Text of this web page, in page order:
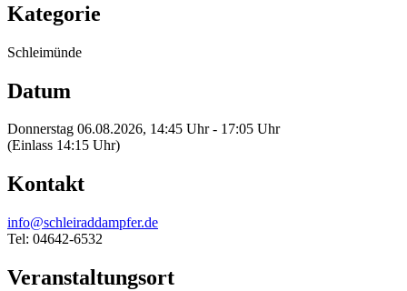
Kategorie
Schleimünde
Datum
Donnerstag 06.08.2026, 14:45 Uhr - 17:05 Uhr
(Einlass 14:15 Uhr)
Kontakt
info@schleiraddampfer.de
Tel: 04642-6532
Veranstaltungsort